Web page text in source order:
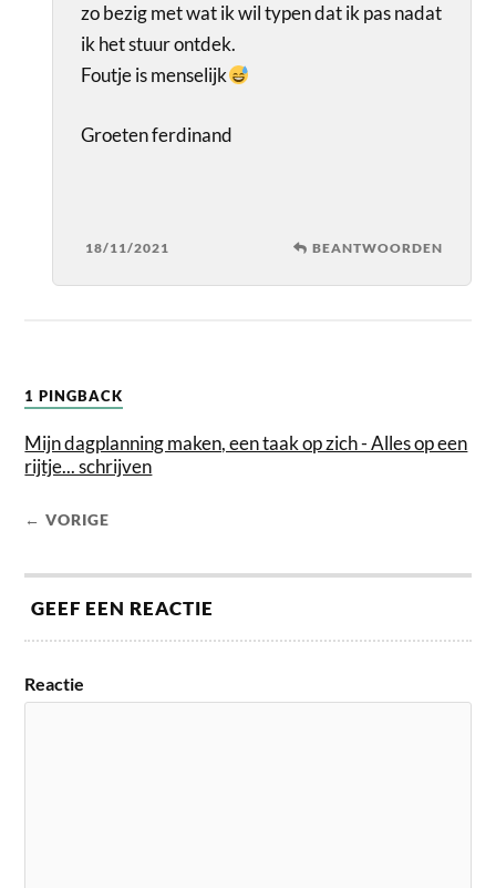
zo bezig met wat ik wil typen dat ik pas nadat
ik het stuur ontdek.
Foutje is menselijk
Groeten ferdinand
18/11/2021 BEANTWOORDEN
1 PINGBACK
Mijn dagplanning maken, een taak op zich - Alles op een
rijtje... schrijven
← VORIGE
GEEF EEN REACTIE
Reactie